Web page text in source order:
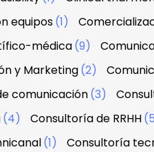
equipos(1)
médica(9)
y Marketing(2)
comunicación(3)
(4) Consultoría de RRHH
(1) Consultoría